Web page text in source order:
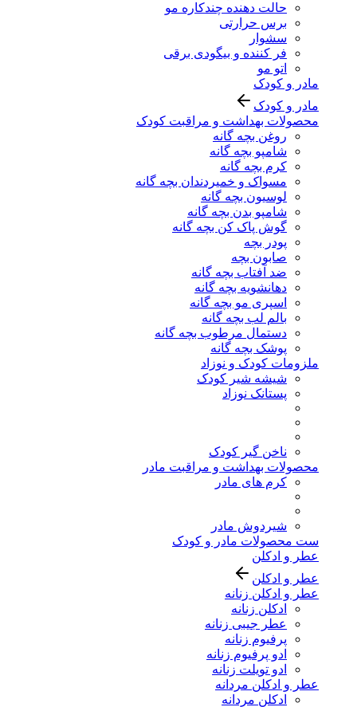
حالت دهنده چندکاره مو
برس حرارتی
سشوار
فر کننده و بیگودی برقی
اتو مو
مادر و کودک
مادر و کودک
محصولات بهداشت و مراقبت کودک
روغن بچه گانه
شامپو بچه گانه
کرم بچه گانه
مسواک و خمیردندان بچه گانه
لوسیون بچه گانه
شامپو بدن بچه گانه
گوش پاک کن بچه گانه
پودر بچه
صابون بچه
ضد آفتاب بچه گانه
دهانشویه بچه گانه
اسپری مو بچه گانه
بالم لب بچه گانه
دستمال مرطوب بچه گانه
پوشک بچه گانه
ملزومات کودک و نوزاد
شیشه شیر کودک
پستانک نوزاد
ناخن گیر کودک
محصولات بهداشت و مراقبت مادر
کرم های مادر
شیردوش مادر
ست محصولات مادر و کودک
عطر و ادکلن
عطر و ادکلن
عطر و ادکلن زنانه
ادکلن زنانه
عطر جیبی زنانه
پرفیوم زنانه
ادو پرفیوم زنانه
ادو تویلت زنانه
عطر و ادکلن مردانه
ادکلن مردانه